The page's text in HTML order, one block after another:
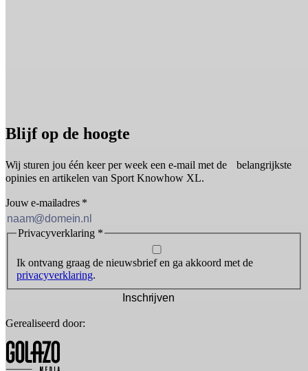
Blijf op de hoogte
Wij sturen jou één keer per week een e-mail met de belangrijkste
opinies en artikelen van Sport Knowhow XL.
Jouw e-mailadres *
Privacyverklaring *
Ik ontvang graag de nieuwsbrief en ga akkoord met de
privacyverklaring.
Inschrijven
Gerealiseerd door: